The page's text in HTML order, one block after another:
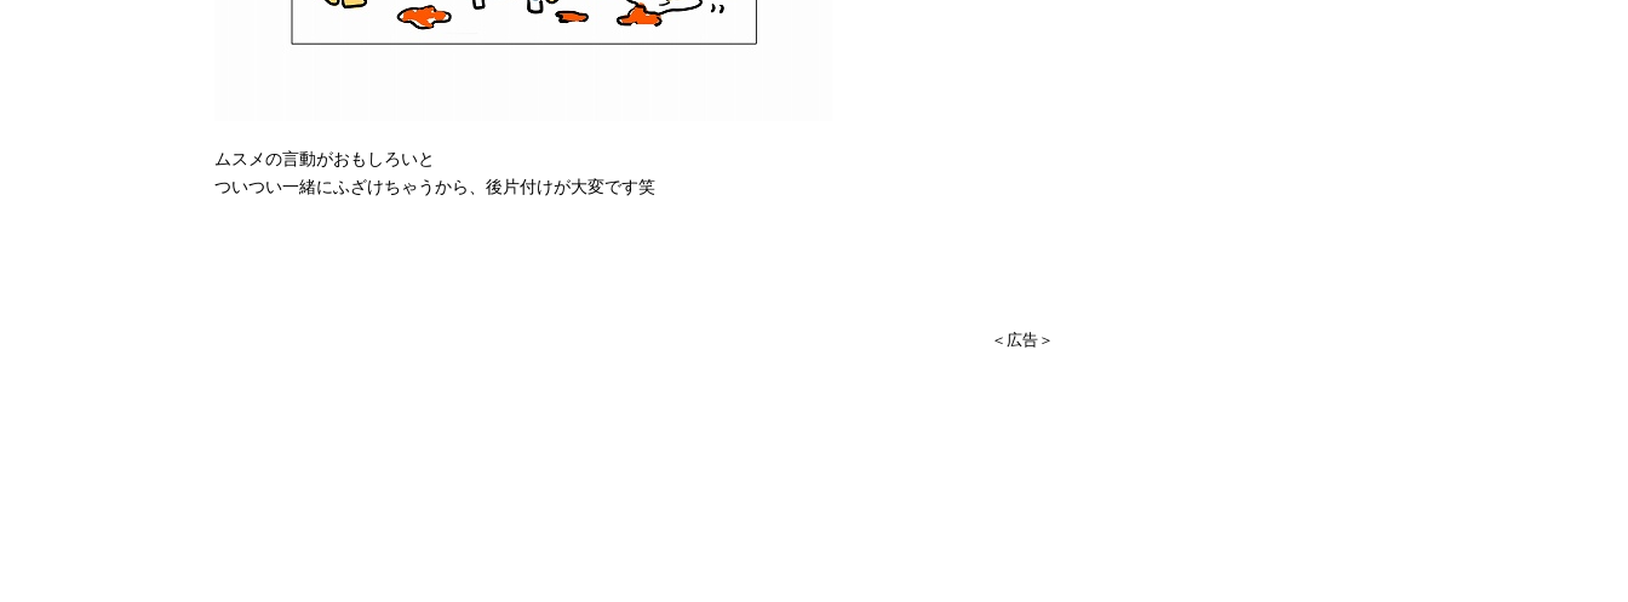
ムスメの言動がおもしろいと
ついつい一緒にふざけちゃうから、後片付けが大変です笑
＜広告＞